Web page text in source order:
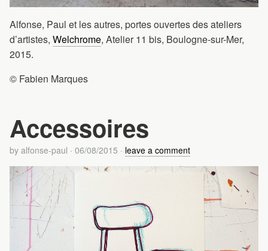
Alfonse, Paul et les autres, portes ouvertes des ateliers
d’artistes, Welchrome, Atelier 11 bis, Boulogne-sur-Mer,
2015.
© Fabien Marques
Accessoires
by alfonse-paul · 06/08/2015 · leave a comment